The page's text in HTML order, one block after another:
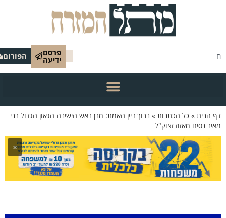
פרסם
ידיעה הפורום
»כל הכתבות»ברוך דיין האמת: מרן ראש הישיבה הגאון הגדול רבי
נסים מאזוז זצוק"ל
×